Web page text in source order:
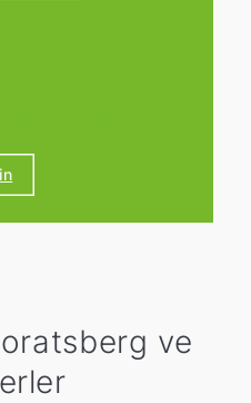
9:00 ile 18:00
ve